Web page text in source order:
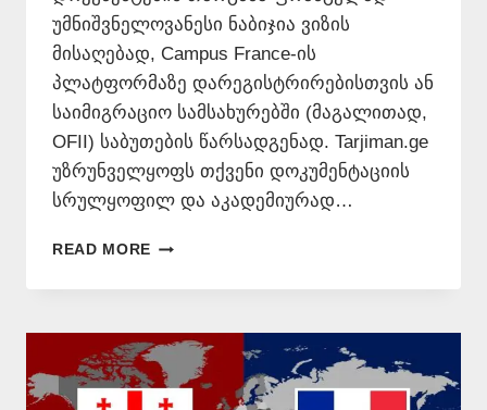
უმნიშვნელოვანესი ნაბიჯია ვიზის
მისაღებად, Campus France-ის
პლატფორმაზე დარეგისტრირებისთვის ან
საიმიგრაციო სამსახურებში (მაგალითად,
OFII) საბუთების წარსადგენად. Tarjiman.ge
უზრუნველყოფს თქვენი დოკუმენტაციის
სრულყოფილ და აკადემიურად…
READ MORE ᲗᲐᲠᲒᲛᲜᲐ
📞
54
65
77